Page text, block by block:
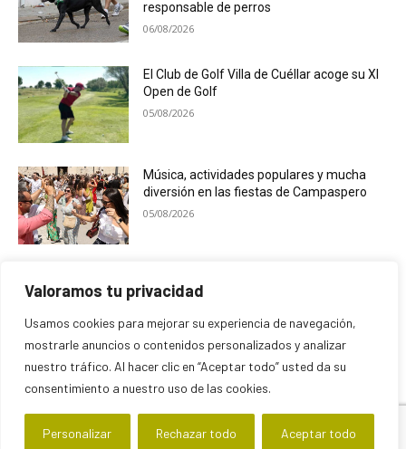
Valoramos tu privacidad
Usamos cookies para mejorar su experiencia de navegación,
mostrarle anuncios o contenidos personalizados y analizar
nuestro tráfico. Al hacer clic en “Aceptar todo” usted da su
consentimiento a nuestro uso de las cookies.
Personalizar Rechazar todo Aceptar todo
responsable de perros
06/08/2026
El Club de Golf Villa de Cuéllar acoge su XI
Open de Golf
05/08/2026
Música, actividades populares y mucha
diversión en las fiestas de Campaspero
05/08/2026
un homenaje a Jesús Polo ‘Chiqui’